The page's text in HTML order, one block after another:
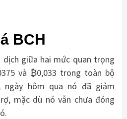
BCH
dịch giữa hai mức quan trọng
và ₿0,033 trong toàn bộ
ngày hôm qua nó đã giảm
mặc dù nó vẫn chưa đóng